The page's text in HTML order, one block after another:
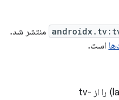
منتشر شد.
است.
طرح‌بندی‌های تنبل (lazy layouts) را از tv-